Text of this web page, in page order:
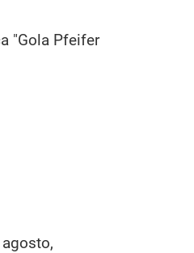
"Gola Pfeifer